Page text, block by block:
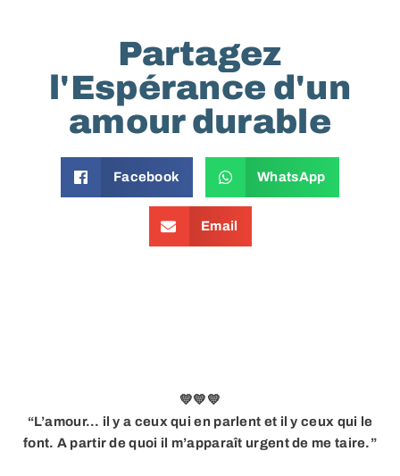
Partagez
l'Espérance d'un
amour durable
Facebook WhatsApp
Email
💛💛💛
“L’amour… il y a ceux qui en parlent et il y ceux qui le
font. A partir de quoi il m’apparaît urgent de me taire.”